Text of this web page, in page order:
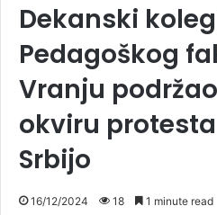
Dekanski
Pedagoškog
Vranju
okviru
Srbijo
16/12/2024 18 1 minute read